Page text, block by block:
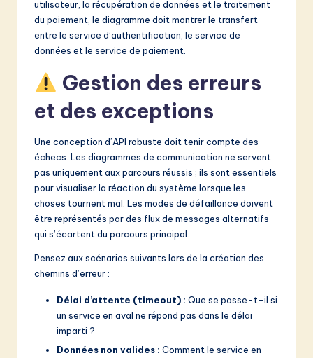
utilisateur, la récupération de données et le traitement
du paiement, le diagramme doit montrer le transfert
entre le service d’authentification, le service de
données et le service de paiement.
Gestion des erreurs
et des exceptions
Une conception d’API robuste doit tenir compte des
échecs. Les diagrammes de communication ne servent
pas uniquement aux parcours réussis ; ils sont essentiels
pour visualiser la réaction du système lorsque les
choses tournent mal. Les modes de défaillance doivent
être représentés par des flux de messages alternatifs
qui s’écartent du parcours principal.
Pensez aux scénarios suivants lors de la création des
chemins d’erreur :
Délai d’attente (timeout) : Que se passe-t-il si
un service en aval ne répond pas dans le délai
imparti ?
Données non valides : Comment le service en